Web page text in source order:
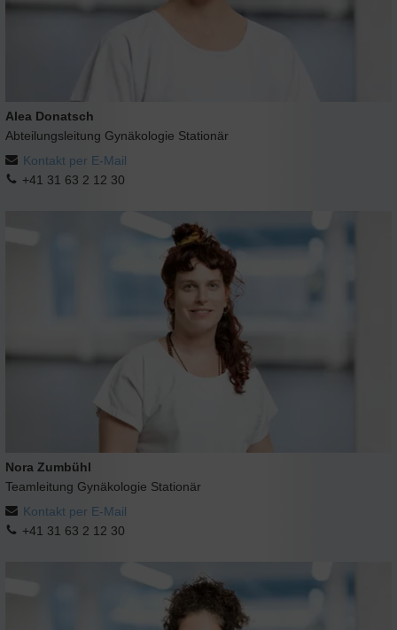
Alea Donatsch
Abteilungsleitung Gynäkologie Stationär
Kontakt per E-Mail
+41 31 63 2 12 30
Nora Zumbühl
Teamleitung Gynäkologie Stationär
Kontakt per E-Mail
+41 31 63 2 12 30